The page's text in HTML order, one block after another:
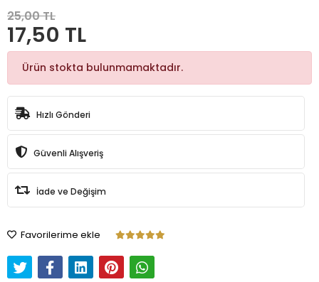
25,00 TL
17,50 TL
Ürün stokta bulunmamaktadır.
Hızlı Gönderi
Güvenli Alışveriş
İade ve Değişim
Favorilerime ekle